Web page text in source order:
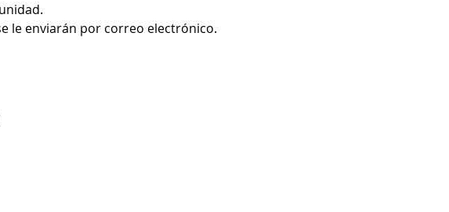
le enviarán por correo electrónico.